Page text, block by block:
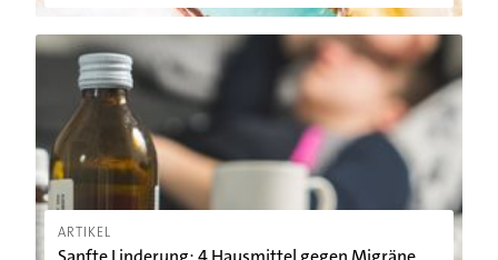
ARTIKEL
Sanfte Linderung: 4 Hausmittel gegen Migräne